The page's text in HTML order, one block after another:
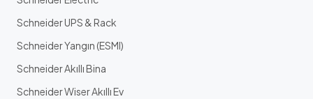
Schneider UPS & Rack
Schneider Yangın (ESMI)
Schneider Akıllı Bina
Schneider Wiser Akıllı Ev